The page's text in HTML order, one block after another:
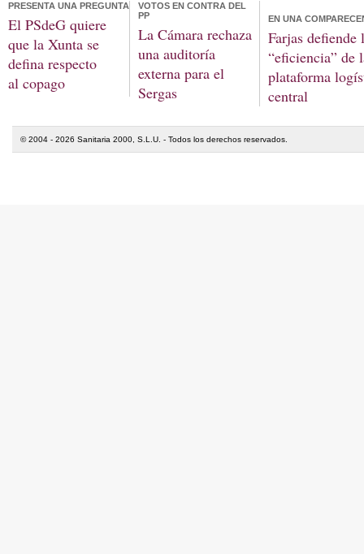
PRESENTA UNA PREGUNTA
El PSdeG quiere
que la Xunta se
defina respecto
al copago
VOTOS EN CONTRA DEL
PP
La Cámara rechaza
una auditoría
externa para el
Sergas
EN UNA
Farjas defiende
“eficiencia” de
plataforma
central
© 2004 - 2026 Sanitaria 2000, S.L.U. - Todos los derechos reservados.